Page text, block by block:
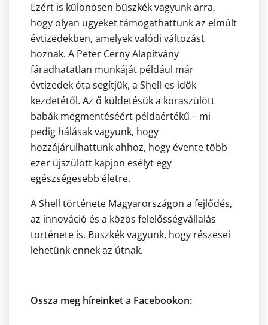
Ezért is különösen büszkék vagyunk arra,
hogy olyan ügyeket támogathattunk az elmúlt
évtizedekben, amelyek valódi változást
hoznak. A Peter Cerny Alapítvány
fáradhatatlan munkáját például már
évtizedek óta segítjük, a Shell-es idők
kezdetétől. Az ő küldetésük a koraszülött
babák megmentéséért példaértékű – mi
pedig hálásak vagyunk, hogy
hozzájárulhattunk ahhoz, hogy évente több
ezer újszülött kapjon esélyt egy
egészségesebb életre.
A Shell története Magyarországon a fejlődés,
az innováció és a közös felelősségvállalás
története is. Büszkék vagyunk, hogy részesei
lehetünk ennek az útnak.
Ossza meg híreinket a Facebookon: